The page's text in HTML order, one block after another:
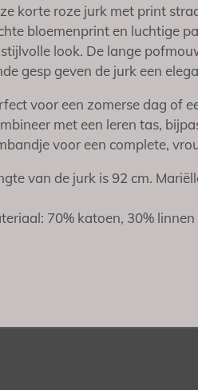
korte roze jurk met print
bloemenprint en luchtige
look. De lange
gesp geven de jurk een
voor een zomerse dag of
met een leren tas,
voor een complete,
van de jurk is 92 cm.
70% katoen, 30% linnen